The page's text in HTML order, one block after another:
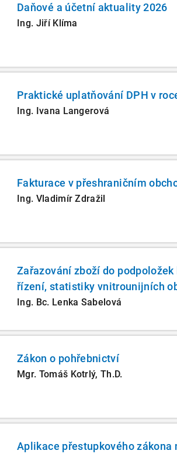
Daňové a účetní aktuality 2026
Ing. Jiří Klíma
Praktické uplatňování DPH v
Ing. Ivana Langerová
Fakturace v přeshraničním
Ing. Vladimír Zdražil
Zařazování zboží do
řízení, statistiky vnitrounijních
Ing. Bc. Lenka Sabelová
Zákon o pohřebnictví
Mgr. Tomáš Kotrlý, Th.D.
Aplikace přestupkového